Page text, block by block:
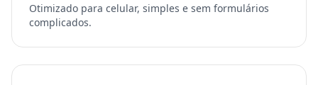
Otimizado para celular, simples e sem formulários
complicados.